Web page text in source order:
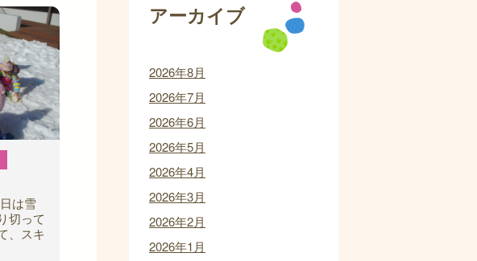
は雪
切って
、スキ
アーカイブ
2026年8月
2026年7月
2026年6月
2026年5月
2026年4月
2026年3月
2026年2月
2026年1月